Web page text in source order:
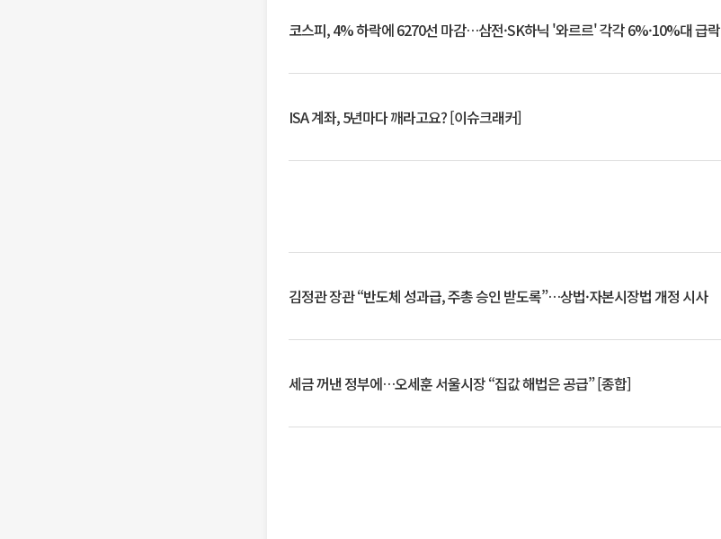
코스피, 4% 하락에 6270선 마감…삼전·SK하닉 '와르르' 각각 6%·10%대 급락
ISA 계좌, 5년마다 깨라고요? [이슈크래커]
김정관 장관 “반도체 성과급, 주총 승인 받도록”…상법·자본시장법 개정 시사
세금 꺼낸 정부에…오세훈 서울시장 “집값 해법은 공급” [종합]